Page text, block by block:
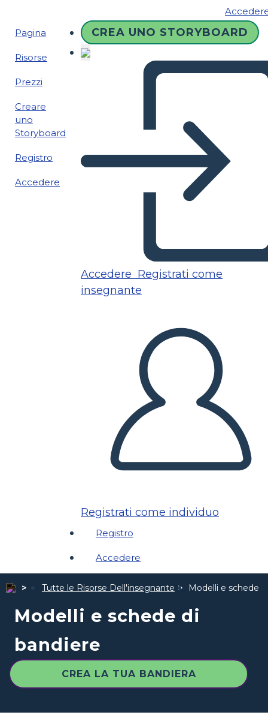
Pagina
Risorse
Prezzi
Creare
uno
Storyboard
Registro
Accedere
CREA UNO STORYBOARD
Accedere Registrati come
insegnante
Registrati come individuo
Registro
Accedere
Tutte le Risorse Dell'insegnante Modelli e schede
Modelli e schede di
bandiere
CREA LA TUA BANDIERA